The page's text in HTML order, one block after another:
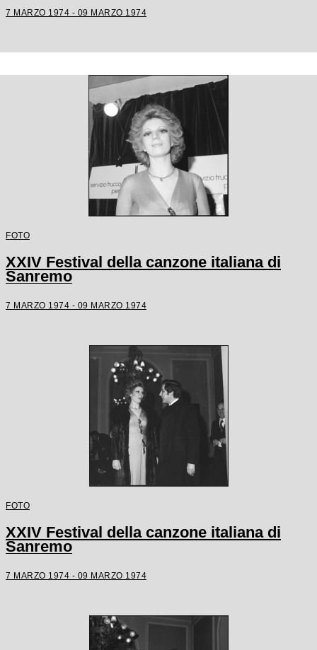
7 MARZO 1974 - 09 MARZO 1974
FOTO
XXIV Festival della canzone italiana di
Sanremo
7 MARZO 1974 - 09 MARZO 1974
FOTO
XXIV Festival della canzone italiana di
Sanremo
7 MARZO 1974 - 09 MARZO 1974